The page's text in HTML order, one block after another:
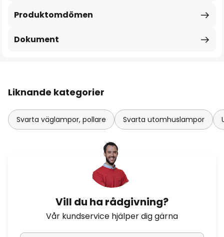
Produktomdömen
Dokument
Liknande kategorier
Svarta väglampor, pollare Svarta utomhuslampor
Vill du ha rådgivning?
Vår kundservice hjälper dig gärna